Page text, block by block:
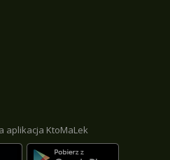
aplikacja KtoMaLek